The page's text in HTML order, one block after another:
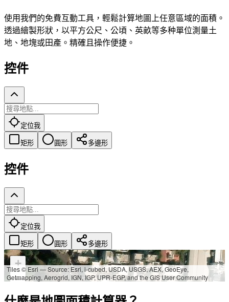
使用我們的免費互動工具，輕鬆計算地圖上任意區域的面積。
透過繪製形狀，以平方公尺、公頃、英畝等多种單位測量土
地、地塊或田產。精確且操作便捷。
控件
定位我
矩形 圓形 多邊形
控件
定位我
矩形 圓形 多邊形
+
−
Tiles © Esri — Source: Esri, i-cubed, USDA, USGS, AEX, GeoEye,
Getmapping, Aerogrid, IGN, IGP, UPR-EGP, and the GIS User Community